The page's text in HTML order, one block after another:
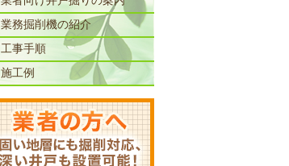
業務掘削機の紹介
工事手順
施工例